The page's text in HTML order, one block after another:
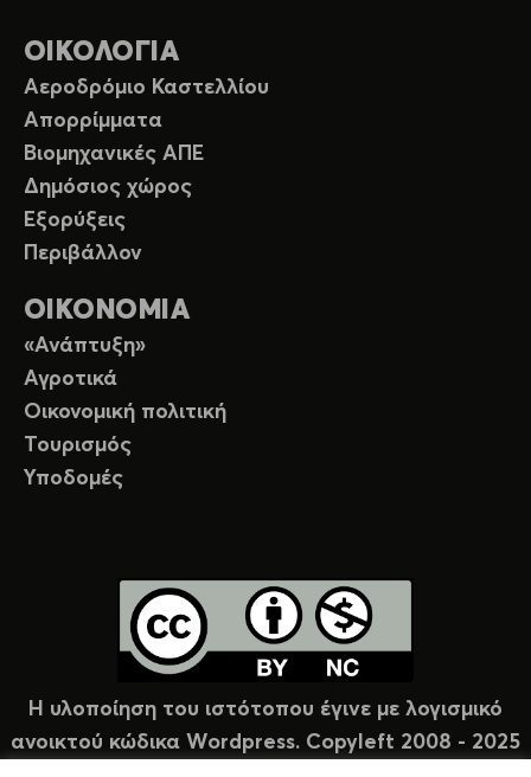
ΟΙΚΟΛΟΓΙΑ
Αεροδρόμιο Καστελλίου
Απορρίμματα
Βιομηχανικές ΑΠΕ
Δημόσιος χώρος
Εξορύξεις
Περιβάλλον
ΟΙΚΟΝΟΜΙΑ
«Ανάπτυξη»
Αγροτικά
Οικονομική πολιτική
Τουρισμός
Υποδομές
Η υλοποίηση του ιστότοπου έγινε με λογισμικό
ανοικτού κώδικα Wordpress. Copyleft 2008 - 2025